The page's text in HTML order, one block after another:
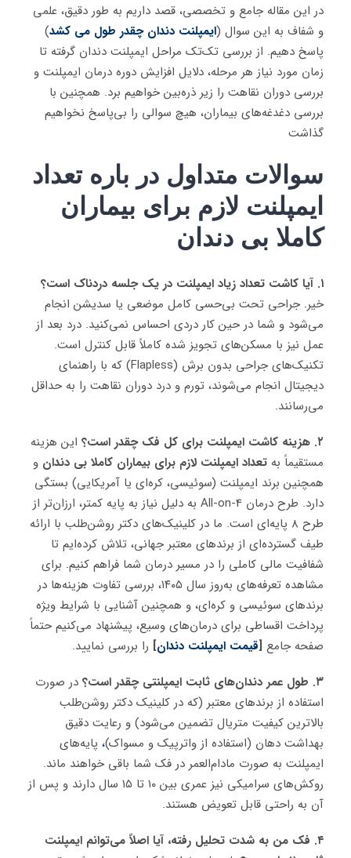
در این مقاله جامع و تخصصی، قصد داریم به طور دقیق، علمی
و شفاف به این سوال (ایمپلنت دندان چقدر طول می کشد)
پاسخ دهیم. از بررسی تک‌تک مراحل ایمپلنت دندان گرفته تا
زمان مورد نیاز هر مرحله، دلایل افزایش دوره درمان ایمپلنت و
بررسی دوران نقاهت را زیر ذره‌بین خواهیم برد. همچنین با
بررسی دغدغه‌های بیماران، هیچ سوالی را بی‌پاسخ نخواهیم
گذاشت
سوالات متداول در باره تعداد
ایمپلنت لازم برای بیماران
کاملا بی دندان
۱. آیا کاشت تعداد زیاد ایمپلنت در یک جلسه دردناک است؟
خیر. جراحی تحت بی‌حسی کامل موضعی یا سدیشن انجام
می‌شود و شما در حین کار دردی احساس نمی‌کنید. درد بعد از
عمل نیز با مسکن‌های تجویز شده کاملاً قابل کنترل است.
تکنیک‌های جراحی بدون برش (Flapless) که با راهنمای
دیجیتال انجام می‌شوند، تورم و درد دوران نقاهت را به حداقل
می‌رسانند.
۲. هزینه کاشت ایمپلنت برای کل فک چقدر است؟
این هزینه
مستقیماً به تعداد ایمپلنت لازم برای بیماران کاملا بی دندان و
همچنین برند ایمپلنت (سوئیسی، کره‌ای یا آمریکایی) بستگی
دارد. طرح درمان All-on-4 به دلیل نیاز به پایه کمتر، ارزان‌تر از
طرح ۸ پایه‌ای است. ما در کلینیک‌های دکتر روشن‌طلب با ارائه
طیف گسترده‌ای از برندهای معتبر جهانی، تلاش کرده‌ایم تا
شفافیت مالی کاملی را در مسیر درمان شما فراهم کنیم. برای
مشاهده تعرفه‌های به‌روز سال ۱۴۰۵، بررسی تفاوت هزینه‌ها در
برندهای سوئیسی و کره‌ای، و همچنین آشنایی با شرایط ویژه
پرداخت اقساطی برای درمان‌های وسیع، پیشنهاد می‌کنیم حتماً
صفحه جامع [قیمت ایمپلنت دندان] را بررسی نمایید.
۳. طول عمر دندان‌های ثابت ایمپلنتی چقدر است؟
در صورت
استفاده از برندهای معتبر (که در کلینیک دکتر روشن‌طلب
بالاترین کیفیت متریال تضمین می‌شود) و رعایت دقیق
بهداشت دهان (استفاده از واترپیک و مسواک)، پایه‌های
ایمپلنت به صورت مادام‌العمر در فک شما باقی خواهند ماند.
روکش‌های سرامیکی نیز عمری بین ۱۰ تا ۱۵ سال دارند و پس از
آن به راحتی قابل تعویض هستند.
۴. فک من به شدت تحلیل رفته، آیا اصلاً می‌توانم ایمپلنت